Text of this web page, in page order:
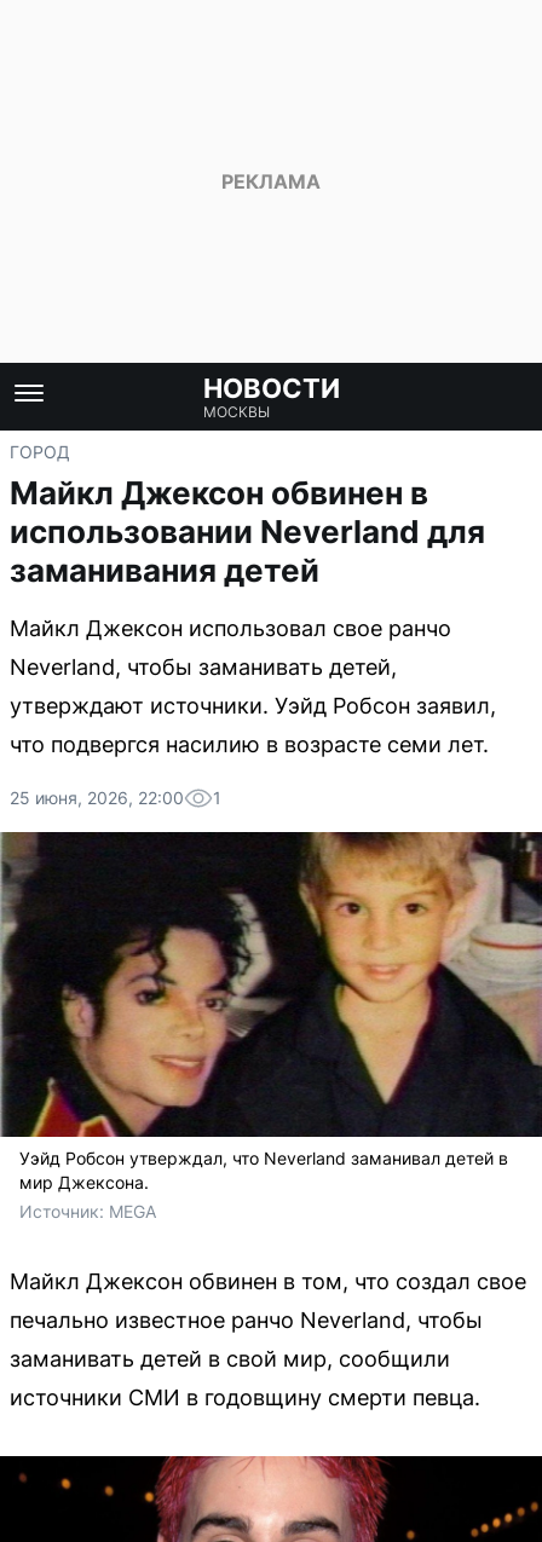
НОВОСТИ
МОСКВЫ
ГОРОД
Майкл Джексон обвинен в
использовании Neverland для
заманивания детей
Майкл Джексон использовал свое ранчо
Neverland, чтобы заманивать детей,
утверждают источники. Уэйд Робсон заявил,
что подвергся насилию в возрасте семи лет.
25 июня, 2026, 22:00 1
Уэйд Робсон утверждал, что Neverland заманивал детей в
мир Джексона.
Источник: MEGA
Майкл Джексон обвинен в том, что создал свое
печально известное ранчо Neverland, чтобы
заманивать детей в свой мир, сообщили
источники СМИ в годовщину смерти певца.